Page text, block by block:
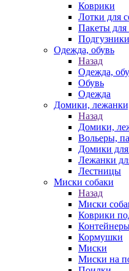
Коврики
Лотки для
Пакеты для
Подгузники
Одежда, обувь
Назад
Одежда,
Обувь
Одежда
Домики,
Назад
Домики,
Вольеры,
Домики для
Лежанки
Лестницы
Миски собаки
Назад
Миски
Коврики
Кормушки
Миски
Миски на